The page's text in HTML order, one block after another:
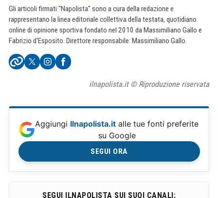
Gli articoli firmati "Napolista" sono a cura della redazione e
rappresentano la linea editoriale collettiva della testata, quotidiano
online di opinione sportiva fondato nel 2010 da Massimiliano Gallo e
Fabrizio d'Esposito. Direttore responsabile: Massimiliano Gallo.
ilnapolista.it © Riproduzione riservata
Aggiungi Ilnapolista.it alle tue fonti preferite
su Google
SEGUI ORA
SEGUI ILNAPOLISTA SUI SUOI CANALI: